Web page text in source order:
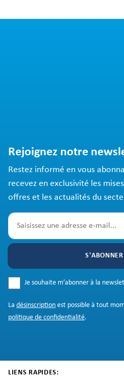
Rejoignez notre
Restez informé en vous
recevez en exclusivité les
offres et les actualités du
S'ABONNER
Je souhaite m’abonner à la
La désinscription est possible à tout
politique de confidentialité.
LIENS RAPIDES: